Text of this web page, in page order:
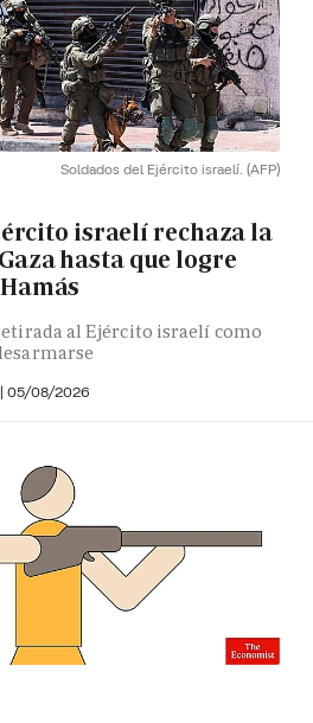
Soldados del Ejército israelí. (AFP)
israelí rechaza la
hasta que logre
al Ejército israelí como
| 05/08/2026